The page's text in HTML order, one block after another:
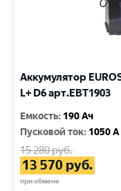
Аккумулятор
L+ D6 арт.EBT1903
Емкость: 190 Ач
Пусковой ток: 1050 A
15 280руб.
13 570 руб.
при обмене